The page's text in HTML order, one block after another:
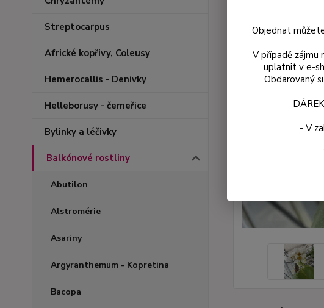
Streptocarpus
Africké kopřivy, Coleusy
Hemerocallis - Denivky
Helleborusy - čemeřice
Bylinky a léčivky
Balkónové rostliny
Abutilon
Alstromérie
Asariny
Argyranthemum - Kopretina
Bacopa
Objednat
V případě
uplatnit v e-
Obdarovaný
- V